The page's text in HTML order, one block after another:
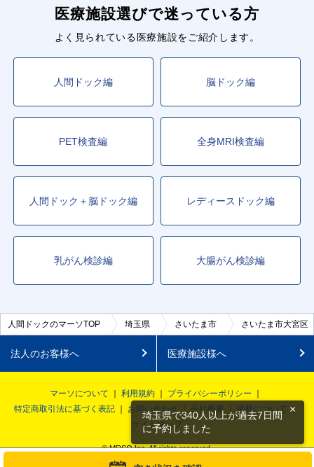
医療施設選びで迷っている方
よく見られている医療施設をご紹介します。
人間ドック編 脳ドック編
PET検査編 全身MRI検査編
人間ドック＋脳ドック編 レディースドック編
乳がん検診編 大腸がん検診編
人間ドックのマーソTOP 埼玉県 さいたま市 さいたま市大宮区
法人のお客様へ 医療施設様へ
マーソについて 利用規約
プライバシーポリシー
特定商取引法に基づく表記
お問い合わせ 会社概要
掲載について
サイトマップ
© MRSO Inc. All rights reserved.
埼玉県で340人以上が過去7日間
に予約しました
×